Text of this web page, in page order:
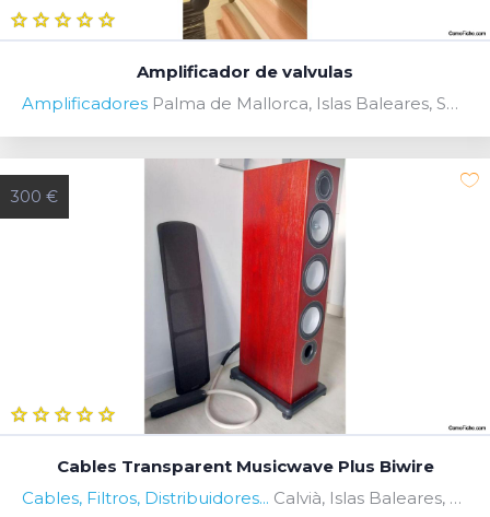
Amplificador de valvulas
Amplificadores Palma de Mallorca, Islas Baleares, Spain
300 €
Cables Transparent Musicwave Plus Biwire
Cables, Filtros, Distribuidores... Calvià, Islas Baleares, España